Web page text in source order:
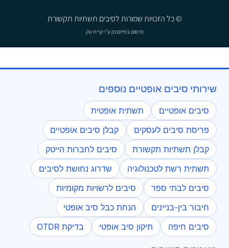
© כל הזכויות שמורות לסיבים תשתיות תקשורת
פרסום בפייסבוק ע"י קרית טק
שירותי סיבים אופטיים נוספים
סיבים אופטיים
תשתית אופטית
פריסת סיבים לעסקים
קבלן סיבים אופטיים
קבלן תשתיות תקשורת
סיבים לחברות הייטק
תשתית רשת לטכנולוגיה
שדרוג נחושת לסיבים
סיבים לבתי ספר
סיבים לרשויות מקומיות
חיבור בין-בניינים
הנחת כבל סיב אופטי
סיבים חיפה
תיקון סיב אופטי בדיקת OTDR